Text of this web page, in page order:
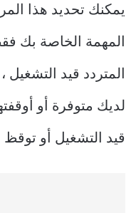
يمكنك تحديد هذا
المهمة الخاصة بك
المتردد قيد التشغيل
لديك متوفرة أو
قيد التشغيل أو توقظ